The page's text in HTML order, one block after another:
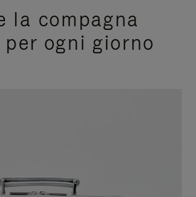
la compagna
ogni giorno